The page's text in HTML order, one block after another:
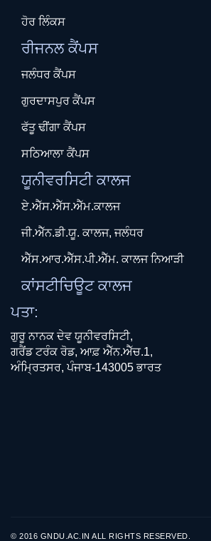
ਹੋਰ ਲਿੰਕਸ
ਰੀਜਨਲ ਕੈਂਪਸ
ਜਲੰਧਰ ਕੈਂਪਸ
ਗੁਰਦਾਸਪੁਰ ਕੈਂਪਸ
ਫੱਤੂ ਢੀਂਗਾ ਕੈਂਪਸ
ਸਠਿਆਲਾ ਕੈਂਪਸ
ਯੂਨੀਵਰਸਿਟੀ ਕਾਲਜ
ਏ.ਐੱਸ.ਐੱਸ.ਐੱਮ.ਕਾਲਜ
ਜੀ.ਐੱਨ.ਡੀ.ਯੂ. ਕਾਲਜ, ਜਲੰਧਰ
ਐੱਸ.ਆਰ.ਐੱਸ.ਪੀ.ਐੱਮ. ਕਾਲਜ ਨਿਆੜੀ
ਕਾਂਸਟੀਚਿਊਟ ਕਾਲਜ
ਪਤਾ:
ਗੁਰੂ ਨਾਨਕ ਦੇਵ ਯੂਨੀਵਰਸਿਟੀ,
ਗਰੈਂਡ ਟਰੰਕ ਰੋਡ, ਆਫ਼ ਐੱਨ.ਐੱਚ.1,
ਅੰਮ੍ਰਿਤਸਰ, ਪੰਜਾਬ-143005 ਭਾਰਤ
© 2016 GNDU.AC.IN ALL RIGHTS RESERVED.